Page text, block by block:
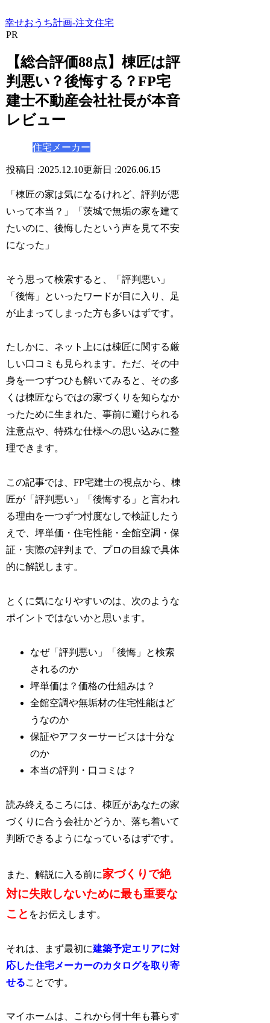
幸せおうち計画-注文住宅
PR
【総合評価88点】棟匠は評
判悪い？後悔する？FP宅
建士不動産会社社長が本音
レビュー
住宅メーカー
2025.12.10 2026.06.15
「棟匠の家は気になるけれど、評判が悪
いって本当？」「茨城で無垢の家を建て
たいのに、後悔したという声を見て不安
になった」
そう思って検索すると、「評判悪い」
「後悔」といったワードが目に入り、足
が止まってしまった方も多いはずです。
たしかに、ネット上には棟匠に関する厳
しい口コミも見られます。ただ、その中
身を一つずつひも解いてみると、その多
くは棟匠ならではの家づくりを知らなか
ったために生まれた、事前に避けられる
注意点や、特殊な仕様への思い込みに整
理できます。
この記事では、FP宅建士の視点から、棟
匠が「評判悪い」「後悔する」と言われ
る理由を一つずつ忖度なしで検証したう
えで、坪単価・住宅性能・全館空調・保
証・実際の評判まで、プロの目線で具体
的に解説します。
とくに気になりやすいのは、次のような
ポイントではないかと思います。
なぜ「評判悪い」「後悔」と検索
されるのか
坪単価は？価格の仕組みは？
全館空調や無垢材の住宅性能はど
うなのか
保証やアフターサービスは十分な
のか
本当の評判・口コミは？
読み終えるころには、棟匠があなたの家
づくりに合う会社かどうか、落ち着いて
判断できるようになっているはずです。
また、解説に入る前に家づくりで絶
対に失敗しないために最も重要な
こと をお伝えします。
それは、まず最初に建築予定エリアに対
応した住宅メーカーのカタログを取り寄
せることです。
マイホームは、これから何十年も暮らす